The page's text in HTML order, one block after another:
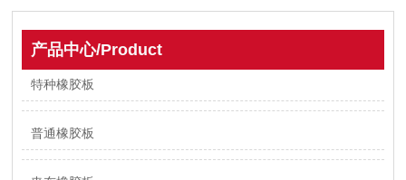
产品中心/Product
特种橡胶板
普通橡胶板